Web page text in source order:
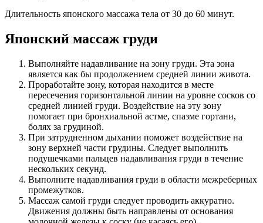
Длительность японского массажа тела от 30 до 60 минут.
Японский массаж груди
Выполняйте надавливание на зону груди. Эта зона
является как бы продолжением средней линии живота.
Проработайте зону, которая находится в месте
пересечения горизонтальной линии на уровне сосков со
средней линией груди. Воздействие на эту зону
помогает при бронхиальной астме, спазме гортани,
болях за грудиной.
При затрудненном дыхании поможет воздействие на
зону верхней части грудины. Следует выполнить
подушечками пальцев надавливания груди в течение
нескольких секунд.
Выполните надавливания груди в области межреберных
промежутков.
Массаж самой груди следует проводить аккуратно.
Движения должны быть направлены от основания